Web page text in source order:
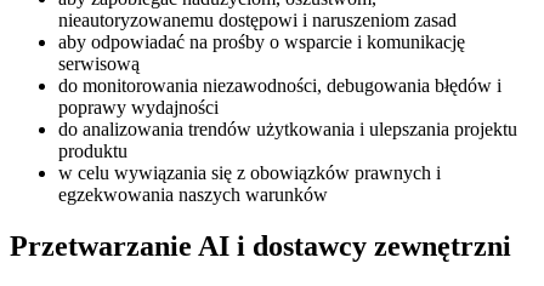
nieautoryzowanemu dostępowi i naruszeniom zasad
aby odpowiadać na prośby o wsparcie i komunikację
serwisową
do monitorowania niezawodności, debugowania błędów i
poprawy wydajności
do analizowania trendów użytkowania i ulepszania projektu
produktu
w celu wywiązania się z obowiązków prawnych i
egzekwowania naszych warunków
Przetwarzanie AI i dostawcy zewnętrzni